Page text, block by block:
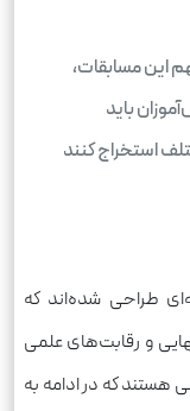
این مسابقات،
باید
استخراج کنند
طراحی شده‌اند که
و رقابت‌های علمی
که در ادامه به